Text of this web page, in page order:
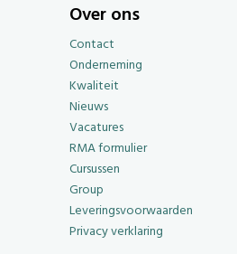
Over ons
Contact
Onderneming
Kwaliteit
Nieuws
Vacatures
RMA formulier
Cursussen
Group
Leveringsvoorwaarden
Privacy verklaring